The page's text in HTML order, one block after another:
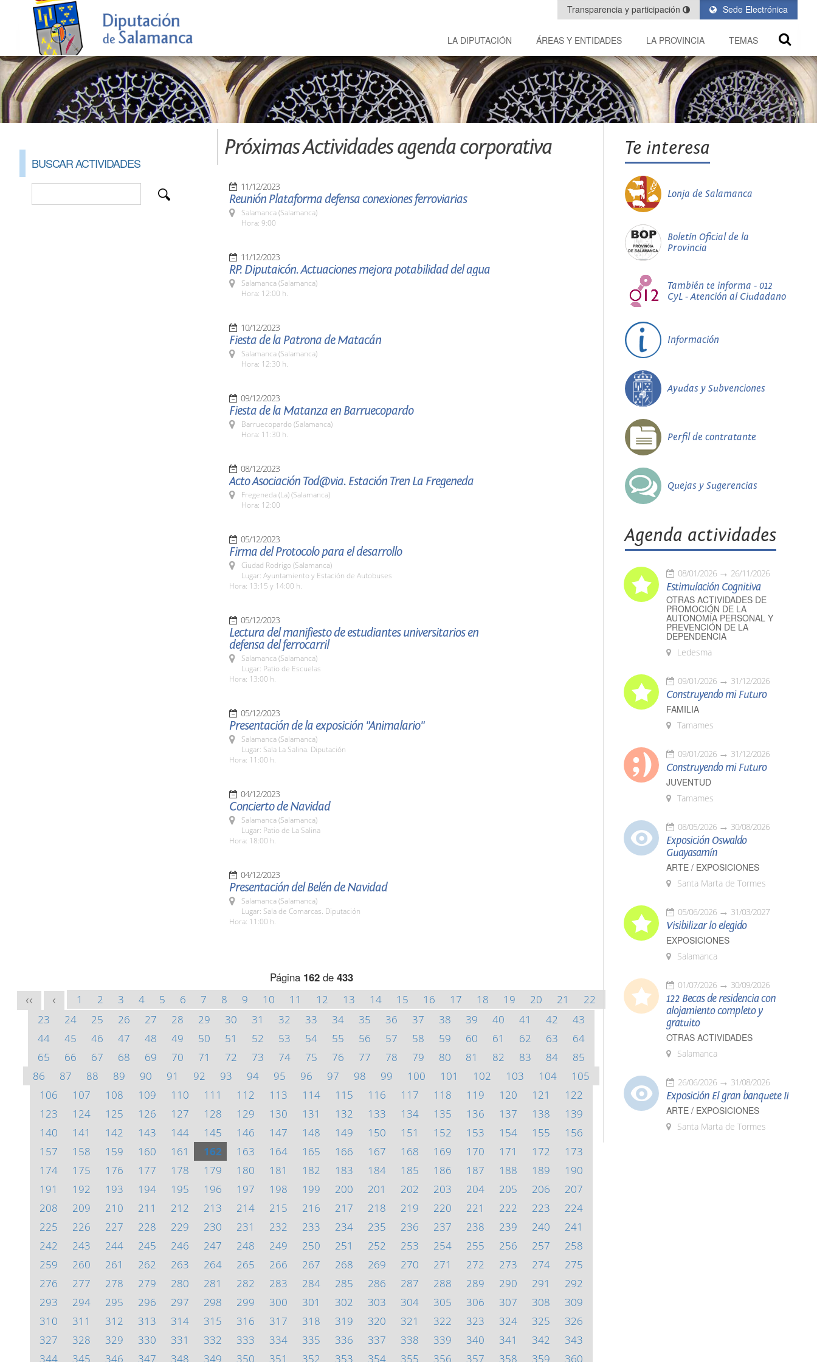
Sede Electrónica
Transparencia y participación
LA DIPUTACIÓN ÁREAS Y ENTIDADES LA PROVINCIA TEMAS
BUSCAR ACTIVIDADES
Próximas Actividades agenda corporativa
11/12/2023
Reunión Plataforma defensa conexiones ferroviarias
Salamanca (Salamanca)
Hora: 9:00
11/12/2023
RP. Diputaicón. Actuaciones mejora potabilidad del agua
Salamanca (Salamanca)
Hora: 12:00 h.
10/12/2023
Fiesta de la Patrona de Matacán
Salamanca (Salamanca)
Hora: 12:30 h.
09/12/2023
Fiesta de la Matanza en Barruecopardo
Barruecopardo (Salamanca)
Hora: 11:30 h.
08/12/2023
Acto Asociación Tod@via. Estación Tren La Fregeneda
Fregeneda (La) (Salamanca)
Hora: 12:00
05/12/2023
Firma del Protocolo para el desarrollo
Ciudad Rodrigo (Salamanca)
Lugar: Ayuntamiento y Estación de Autobuses
Hora: 13:15 y 14:00 h.
05/12/2023
Lectura del manifiesto de estudiantes universitarios en
defensa del ferrocarril
Salamanca (Salamanca)
Lugar: Patio de Escuelas
Hora: 13:00 h.
05/12/2023
Presentación de la exposición "Animalario"
Salamanca (Salamanca)
Lugar: Sala La Salina. Diputación
Hora: 11:00 h.
04/12/2023
Concierto de Navidad
Salamanca (Salamanca)
Lugar: Patio de La Salina
Hora: 18:00 h.
04/12/2023
Presentación del Belén de Navidad
Salamanca (Salamanca)
Lugar: Sala de Comarcas. Diputación
Hora: 11:00 h.
Página 162de 433
<< < 1 2 3 4 5 6 7 8 9 10 11 12 13 14 15 16 17 18 19 20 21
22
23
24 25 26 27 28 29 30 31 32 33 34 35 36 37 38 39 40 41 42
43
44
45 46 47 48 49 50 51 52 53 54 55 56 57 58 59 60 61 62 63
64
65
66 67 68 69 70 71 72 73 74 75 76 77 78 79 80 81 82 83 84
85
86
87 88 89 90 91 92 93 94 95 96 97 98 99 100 101 102 103 104
105
106
107 108 109 110 111 112 113 114 115 116 117 118 119 120 121
122
123
124 125 126 127 128 129 130 131 132 133 134 135 136 137 138
139
140
141 142 143 144 145 146 147 148 149 150 151 152 153 154 155
156
157
158 159 160 161 162 163 164 165 166 167 168 169 170 171 172
173
174
175 176 177 178 179 180 181 182 183 184 185 186 187 188 189
190
191
192 193 194 195 196 197 198 199 200 201 202 203 204 205 206
207
208
209 210 211 212 213 214 215 216 217 218 219 220 221 222 223
224
225
226 227 228 229 230 231 232 233 234 235 236 237 238 239 240
241
242
243 244 245 246 247 248 249 250 251 252 253 254 255 256 257
258
259
260 261 262 263 264 265 266 267 268 269 270 271 272 273 274
275
276
277 278 279 280 281 282 283 284 285 286 287 288 289 290 291
292
293
294 295 296 297 298 299 300 301 302 303 304 305 306 307 308
309
310
311 312 313 314 315 316 317 318 319 320 321 322 323 324 325
326
327
328 329 330 331 332 333 334 335 336 337 338 339 340 341 342
343
344
345 346 347 348 349 350 351 352 353 354 355 356 357 358 359 360
Te interesa
Lonja de Salamanca
Boletín Oficial de la
Provincia
También te informa - 012
CyL - Atención al Ciudadano
Información
Ayudas y Subvenciones
Perfil de contratante
Quejas y Sugerencias
Agenda actividades
08/01/2026 26/11/2026
Estimulación Cognitiva
OTRAS ACTIVIDADES DE
PROMOCIÓN DE LA
AUTONOMÍA PERSONAL Y
PREVENCIÓN DE LA
DEPENDENCIA
Ledesma
09/01/2026 31/12/2026
Construyendo mi Futuro
FAMILIA
Tamames
09/01/2026 31/12/2026
Construyendo mi Futuro
JUVENTUD
Tamames
08/05/2026 30/08/2026
Exposición Oswaldo
Guayasamín
ARTE / EXPOSICIONES
Santa Marta de Tormes
05/06/2026 31/03/2027
Visibilizar lo elegido
EXPOSICIONES
Salamanca
01/07/2026 30/09/2026
122 Becas de residencia con
alojamiento completo y
gratuito
OTRAS ACTIVIDADES
Salamanca
26/06/2026 31/08/2026
Exposición El gran banquete II
ARTE / EXPOSICIONES
Santa Marta de Tormes